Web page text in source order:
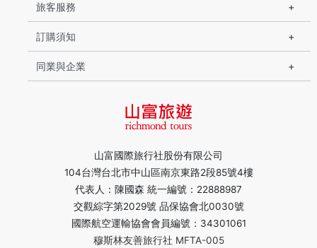
山富國際旅行社股份有限公司
104台灣台北市中山區南京東路2段85號4樓
代表人：陳國森 統一編號：22888987
交觀綜字第2029號 品保協會北0030號
國際航空運輸協會會員編號：34301061
穆斯林友善旅行社 MFTA-005
旅客服務
訂購須知
同業與企業